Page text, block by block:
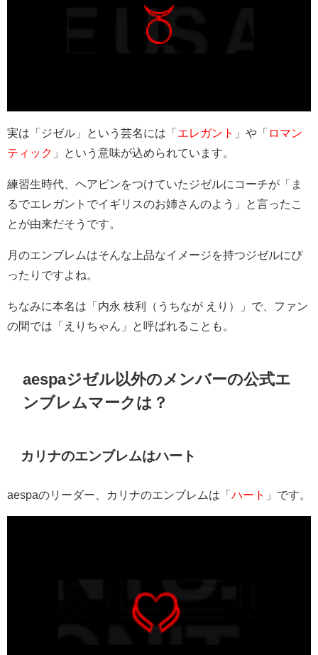
実は「ジゼル」という芸名には「 エレガント 」や「 ロマン
ティック 」という意味が込められています。
練習生時代、ヘアピンをつけていたジゼルにコーチが「ま
るでエレガントでイギリスのお姉さんのよう」と言ったこ
とが由来だそうです。
月のエンブレムはそんな上品なイメージを持つジゼルにぴ
ったりですよね。
ちなみに本名は「内永 枝利（うちなが えり）」で、ファン
の間では「えりちゃん」と呼ばれることも。
aespaジゼル以外のメンバーの公式エ
ンブレムマークは？
カリナのエンブレムはハート
aespaのリーダー、カリナのエンブレムは「 ハート 」です。